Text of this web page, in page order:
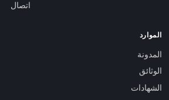
اتصال
الموارد
المدونة
الوثائق
الشهادات